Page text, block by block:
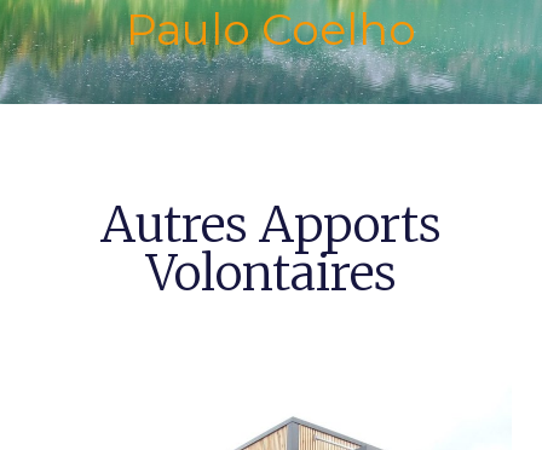
Paulo Coelho
Autres Apports
Volontaires